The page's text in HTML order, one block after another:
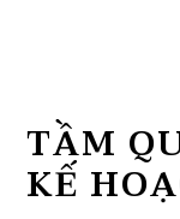
TẦM
KẾ